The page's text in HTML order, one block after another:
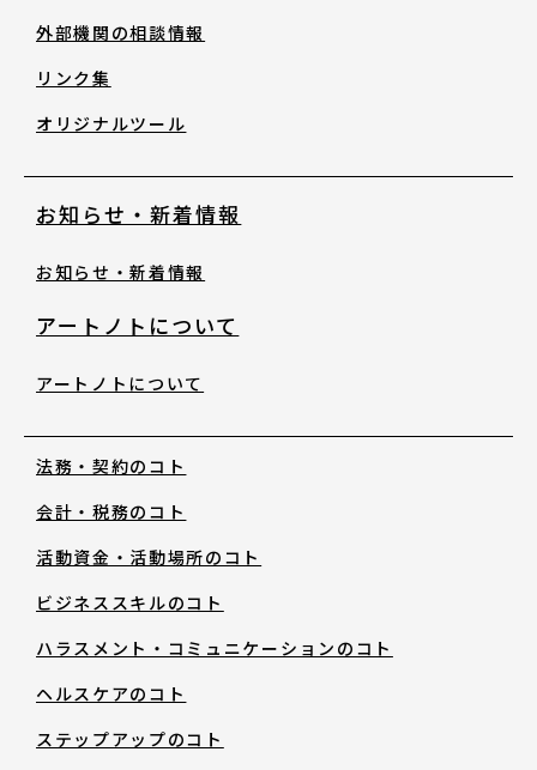
活動場所情報
外部機関の相談情報
オリジナルツール
お知らせ・新着情報
アートノトについて
外部機関の相談情報
リンク集
オリジナルツール
お知らせ・新着情報
お知らせ・新着情報
アートノトについて
アートノトについて
法務・契約のコト
会計・税務のコト
活動資金・活動場所のコト
ビジネススキルのコト
ハラスメント・コミュニケーションのコト
ヘルスケアのコト
ステップアップのコト